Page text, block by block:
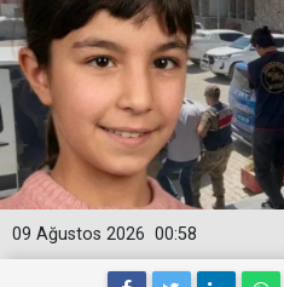
00:58
09 Ağustos 2026